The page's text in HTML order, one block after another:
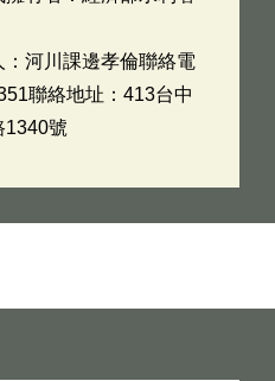
河川課邊孝倫聯絡電
聯絡地址：413台中
1340號